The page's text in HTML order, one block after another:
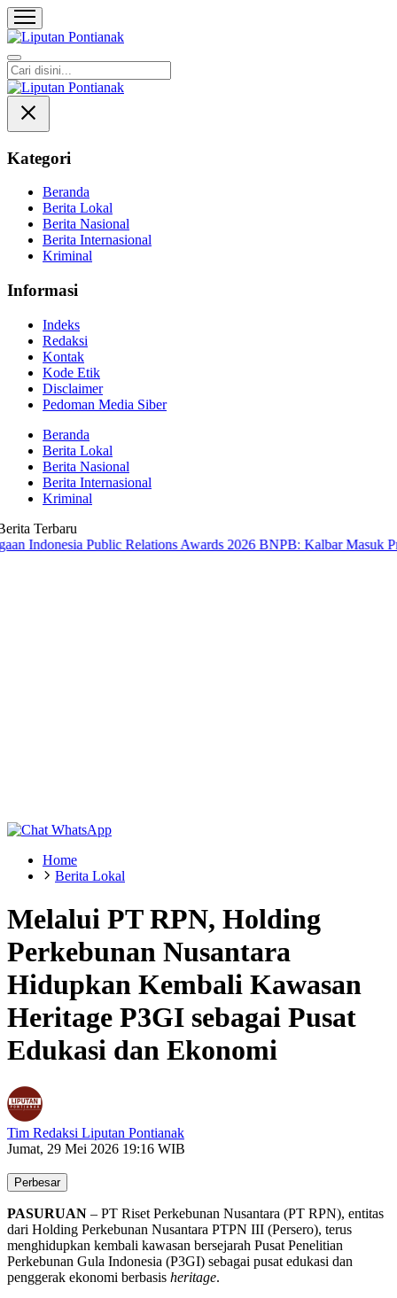
Liputan Pontianak
Berita Terkini dan TerUpdate
Kategori
Beranda
Berita Lokal
Berita Nasional
Berita Internasional
Kriminal
Informasi
Indeks
Redaksi
Kontak
Kode Etik
Disclaimer
Pedoman Media Siber
Beranda
Berita Lokal
Berita Nasional
Berita Internasional
Kriminal
Terbaru
Public Relations Awards 2026 BNPB: Kalbar Masuk Prioritas
Home
Berita Lokal
Melalui PT RPN, Holding
Perkebunan Nusantara
Hidupkan Kembali Kawasan
Heritage P3GI sebagai Pusat
Edukasi dan Ekonomi
Tim Redaksi Liputan Pontianak
Jumat, 29 Mei 2026 19:16 WIB
Perbesar
PASURUAN – PT Riset Perkebunan Nusantara (PT RPN), entitas
dari Holding Perkebunan Nusantara PTPN III (Persero), terus
menghidupkan kembali kawasan bersejarah Pusat Penelitian
Perkebunan Gula Indonesia (P3GI) sebagai pusat edukasi dan
penggerak ekonomi berbasis heritage.